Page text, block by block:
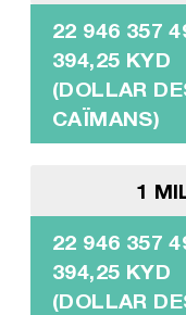
22 946 357
394,25 KYD
(DOLLAR
CAÏMANS)
1
22 946 357
394,25 KYD
(DOLLAR